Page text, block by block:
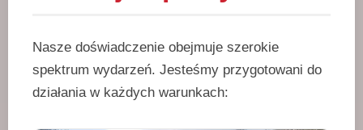
Nasze doświadczenie obejmuje szerokie
spektrum wydarzeń. Jesteśmy przygotowani do
działania w każdych warunkach: